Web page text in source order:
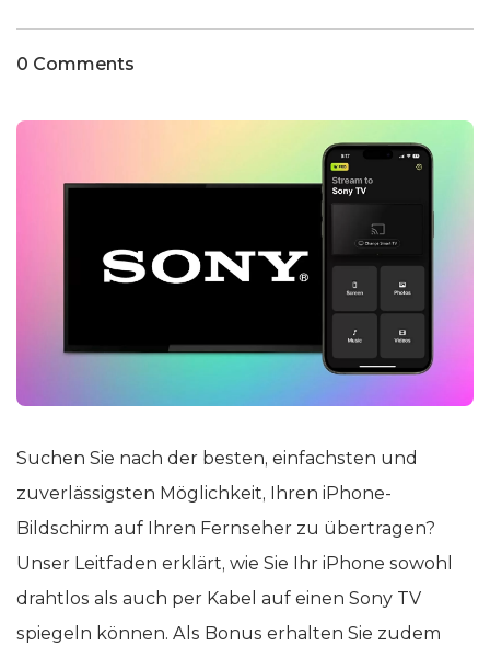
0 Comments
Suchen Sie nach der besten, einfachsten und
zuverlässigsten Möglichkeit, Ihren iPhone-
Bildschirm auf Ihren Fernseher zu übertragen?
Unser Leitfaden erklärt, wie Sie Ihr iPhone sowohl
drahtlos als auch per Kabel auf einen Sony TV
spiegeln können. Als Bonus erhalten Sie zudem